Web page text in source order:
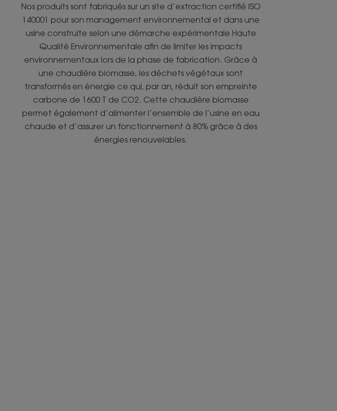
Nos produits sont fabriqués sur un site d’extraction certifié ISO
140001 pour son management environnemental et dans une
usine construite selon une démarche expérimentale Haute
Qualité Environnementale afin de limiter les impacts
environnementaux lors de la phase de fabrication. Grâce à
une chaudière biomasse, les déchets végétaux sont
transformés en énergie ce qui, par an, réduit son empreinte
carbone de 1600 T de CO2. Cette chaudière biomasse
permet également d’alimenter l’ensemble de l’usine en eau
chaude et d’assurer un fonctionnement à 80% grâce à des
énergies renouvelables.